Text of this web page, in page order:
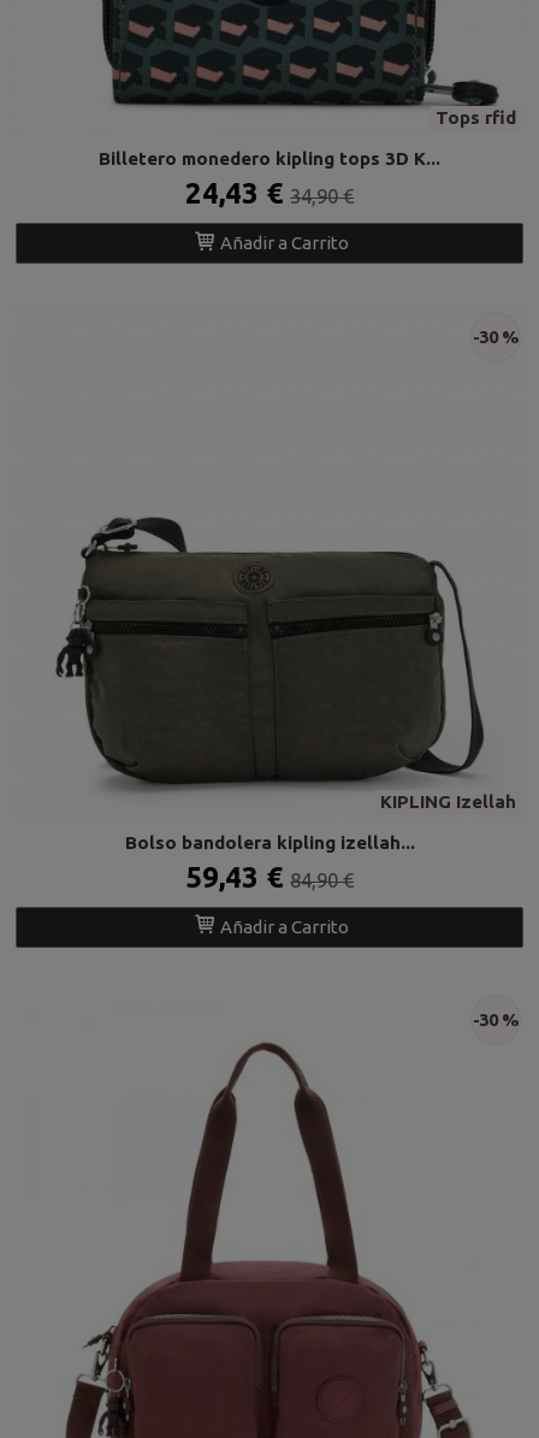
Tops rfid
Billetero monedero kipling tops 3D K...
24,43 € 34,90 €
Añadir a Carrito
KIPLING Izellah
-30 %
Bolso bandolera kipling izellah...
59,43 € 84,90 €
Añadir a Carrito
-30 %